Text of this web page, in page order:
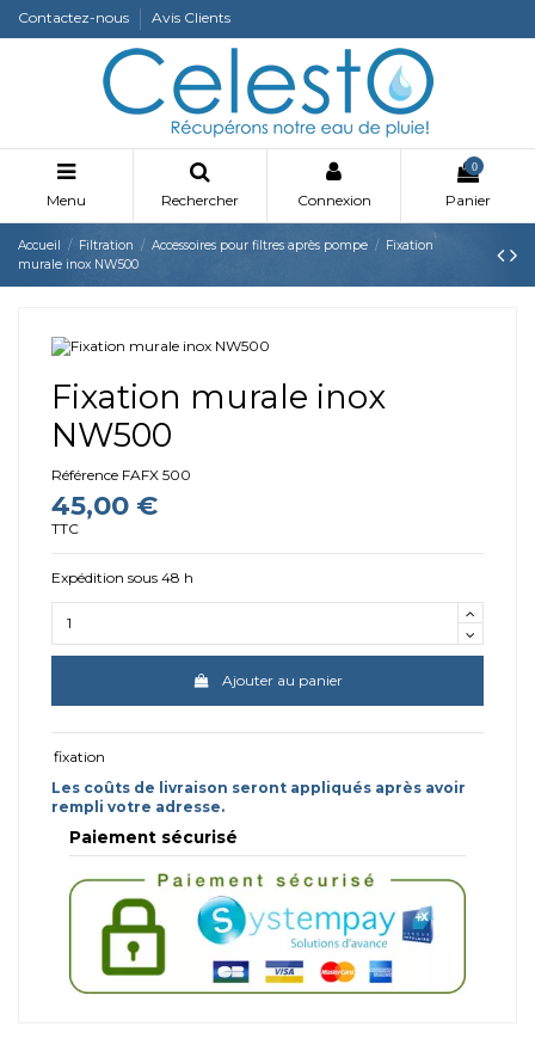
Contactez-nous Avis Clients
Menu Rechercher Connexion
0
Panier
Accueil Filtration Accessoires pour filtres après pompe
Fixation
murale inox NW500
Fixation murale inox
NW500
Référence FAFX 500
45,00 €
TTC
Expédition sous 48 h
Ajouter au panier
fixation
Les coûts de livraison seront appliqués après avoir
rempli votre adresse.
Paiement sécurisé